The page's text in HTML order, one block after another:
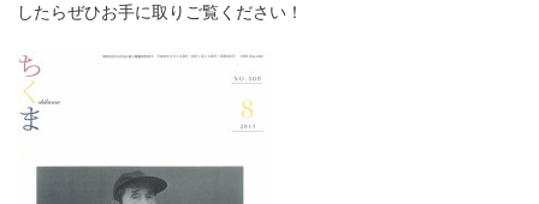
したらぜひお手に取りご覧ください！